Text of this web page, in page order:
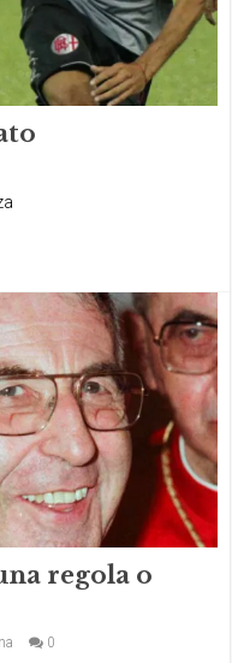
regola o
0